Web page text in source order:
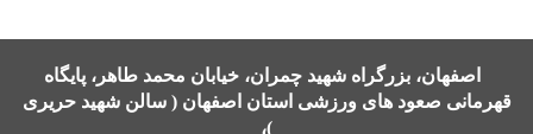
اصفهان، بزرگراه شهید چمران، خیابان محمد طاهر، پایگاه
قهرمانی صعود های ورزشی استان اصفهان ( سالن شهید حریری
)،